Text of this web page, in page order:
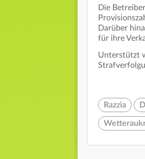
Die
Darüber
für ihre
Unterstützt
Razzia